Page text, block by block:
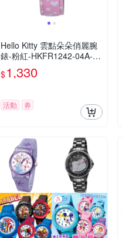
Hello Kitty 雲點朵朵俏麗腕
錶-粉紅-HKFR1242-04A-28
mm
$1,330
活動 券